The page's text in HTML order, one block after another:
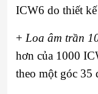
ICW6 do thiết
+ Loa âm trần
hơn của 1000
theo một góc 35